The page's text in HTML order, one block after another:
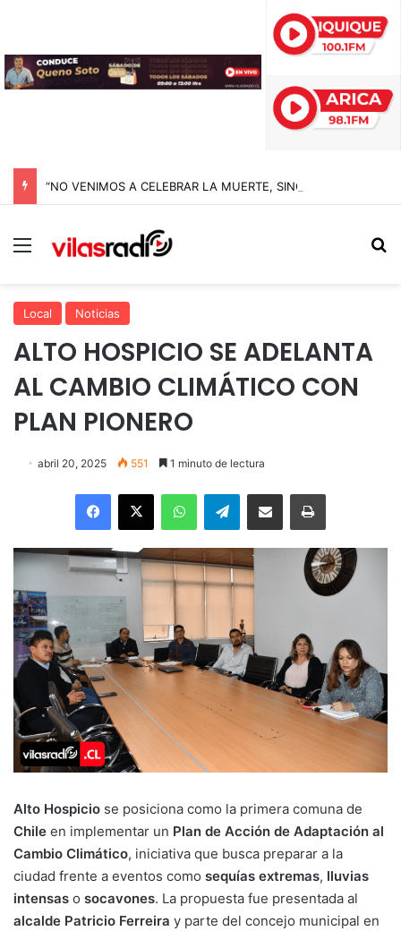
Menú
Local Noticias
ALTO HOSPICIO SE ADELANTA
AL CAMBIO CLIMÁTICO CON
PLAN PIONERO
abril 20, 2025 551 1 minuto de lectura
Facebook
X WhatsAppTelegramEnviar vía email Imprimir
Alto Hospicio se posiciona como la primera comuna de
Chile en implementar un Plan de Acción de Adaptación al
Cambio Climático, iniciativa que busca preparar a la
ciudad frente a eventos como sequías extremas, lluvias
intensas o socavones. La propuesta fue presentada al
alcalde Patricio Ferreira y parte del concejo municipal en